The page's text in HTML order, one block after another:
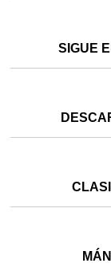
SIGUE